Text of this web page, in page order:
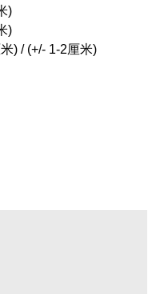
)
)
) / (+/- 1-2厘米)